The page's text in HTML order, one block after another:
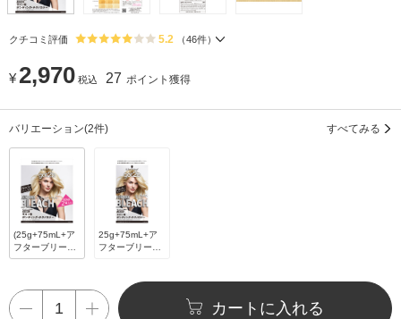
クチコミ評価 5.2 （46件）
¥ 2,970 税込 27 ポイント獲得
バリエーション(2件) すべてみる
(25g+75mL+ア
フターブリーチ
トリートメント
25g+75mL+ア
フターブリーチ
カートに入れる